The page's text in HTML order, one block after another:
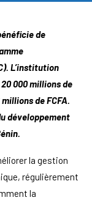
de
L’institution
000 millions de
de FCFA.
développement
la gestion
régulièrement
la